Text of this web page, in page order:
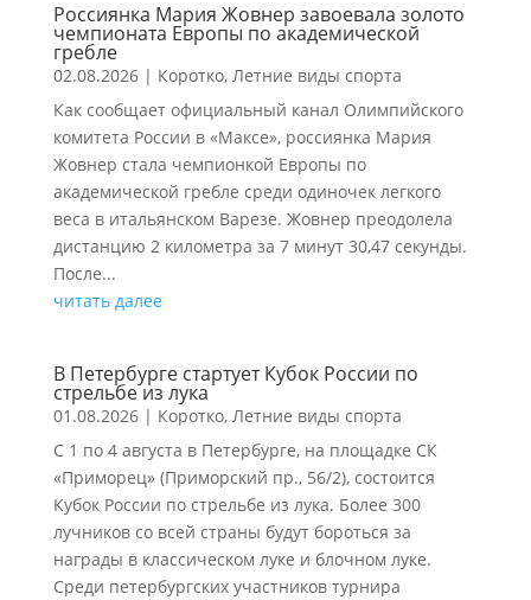
Россиянка Мария Жовнер завоевала золото
чемпионата Европы по академической
гребле
02.08.2026| Коротко, Летние виды спорта
Как сообщает официальный канал Олимпийского
комитета России в «Максе», россиянка Мария
Жовнер стала чемпионкой Европы по
академической гребле среди одиночек легкого
веса в итальянском Варезе. Жовнер преодолела
дистанцию 2 километра за 7 минут 30,47 секунды.
После...
читать далее
В Петербурге стартует Кубок России по
стрельбе из лука
01.08.2026| Коротко, Летние виды спорта
С 1 по 4 августа в Петербурге, на площадке СК
«Приморец» (Приморский пр., 56/2), состоится
Кубок России по стрельбе из лука. Более 300
лучников со всей страны будут бороться за
награды в классическом луке и блочном луке.
Среди петербургских участников турнира